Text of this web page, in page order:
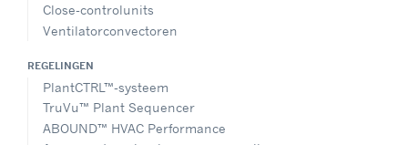
Close-controlunits
Ventilatorconvectoren
REGELINGEN
PlantCTRL™-systeem
TruVu™ Plant Sequencer
ABOUND™ HVAC Performance